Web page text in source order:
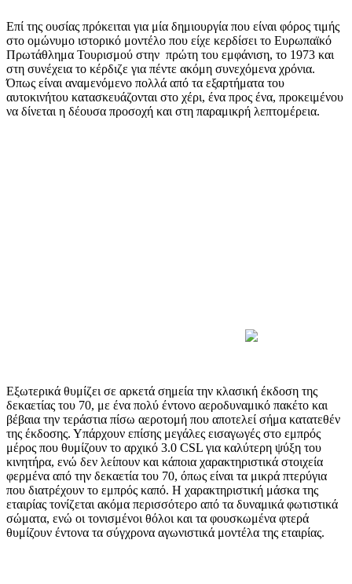
Επί της ουσίας πρόκειται για μία δημιουργία που είναι φόρος τιμής
στο ομώνυμο ιστορικό μοντέλο που είχε κερδίσει το Ευρωπαϊκό
Πρωτάθλημα Τουρισμού στην πρώτη του εμφάνιση, το 1973 και
στη συνέχεια το κέρδιζε για πέντε ακόμη συνεχόμενα χρόνια.
Όπως είναι αναμενόμενο πολλά από τα εξαρτήματα του
αυτοκινήτου κατασκευάζονται στο χέρι, ένα προς ένα, προκειμένου
να δίνεται η δέουσα προσοχή και στη παραμικρή λεπτομέρεια.
Εξωτερικά θυμίζει σε αρκετά σημεία την κλασική έκδοση της
δεκαετίας του 70, με ένα πολύ έντονο αεροδυναμικό πακέτο και
βέβαια την τεράστια πίσω αεροτομή που αποτελεί σήμα κατατεθέν
της έκδοσης. Υπάρχουν επίσης μεγάλες εισαγωγές στο εμπρός
μέρος που θυμίζουν το αρχικό 3.0 CSL για καλύτερη ψύξη του
κινητήρα, ενώ δεν λείπουν και κάποια χαρακτηριστικά στοιχεία
φερμένα από την δεκαετία του 70, όπως είναι τα μικρά πτερύγια
που διατρέχουν το εμπρός καπό. Η χαρακτηριστική μάσκα της
εταιρίας τονίζεται ακόμα περισσότερο από τα δυναμικά φωτιστικά
σώματα, ενώ οι τονισμένοι θόλοι και τα φουσκωμένα φτερά
θυμίζουν έντονα τα σύγχρονα αγωνιστικά μοντέλα της εταιρίας.